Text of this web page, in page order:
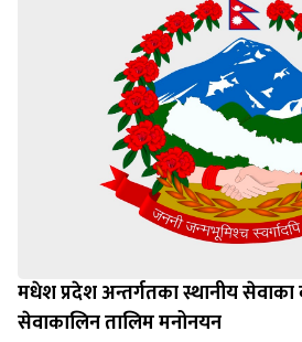
मधेश प्रदेश अन्तर्गतका स्थानीय सेवाका
सेवाकालिन तालिम मनोनयन